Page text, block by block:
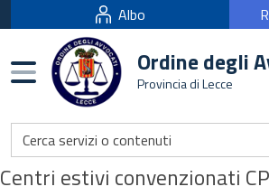
Albo
Burger menu Ordine degli
Provincia di Lecce
Centri estivi convenzionati